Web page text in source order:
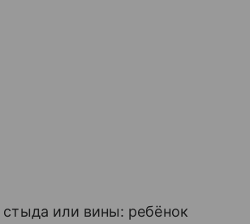
или вины: ребёнок